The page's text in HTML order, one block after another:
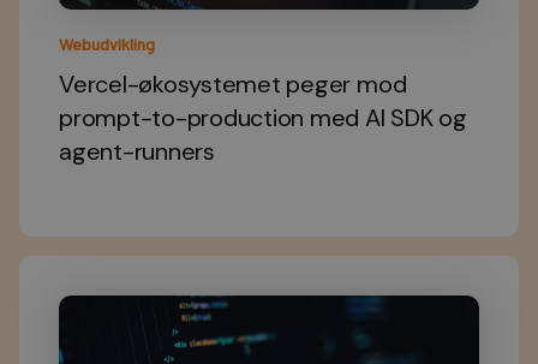
Webudvikling
Vercel-økosystemet peger mod
prompt-to-production med AI SDK og
agent-runners